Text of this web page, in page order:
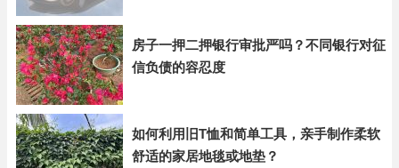
房子一押二押银行审批严吗？不同银行对征
信负债的容忍度
如何利用旧T恤和简单工具，亲手制作柔软
舒适的家居地毯或地垫？